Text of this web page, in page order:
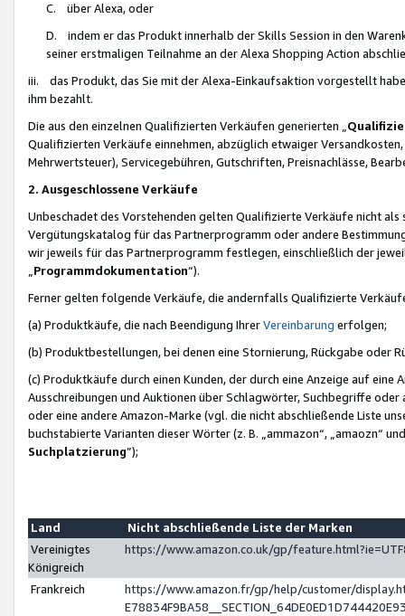
C. über Alexa, oder
D. indem er das Produkt innerhalb der Skills Session in den
seiner erstmaligen Teilnahme an der Alexa Shopping Action
iii. das Produkt, das Sie mit der Alexa-Einkaufsaktion vorgestellt
ihm bezahlt.
Die aus den einzelnen Qualifizierten Verkäufen generierten „
Qualifizierten Verkäufe einnehmen, abzüglich etwaiger
Mehrwertsteuer), Servicegebühren, Gutschriften, Preisnachlässe,
2. Ausgeschlossene Verkäufe
Unbeschadet des Vorstehenden gelten Qualifizierte Verkäufe nicht
Vergütungskatalog für das Partnerprogramm oder andere
wir jeweils für das Partnerprogramm festlegen, einschließlich der
Programmdokumentation“).
Ferner gelten folgende Verkäufe, die andernfalls Qualifizierte
(a) Produktkäufe, die nach Beendigung IhrerVereinbarung erfolgen;
(b) Produktbestellungen, bei denen eine Stornierung, Rückgabe oder
(c) Produktkäufe durch einen Kunden, der durch eine Anzeige auf
Ausschreibungen und Auktionen über Schlagwörter, Suchbegriffe
oder eine andere Amazon-Marke (vgl. die nicht abschließende Liste
buchstabierte Varianten dieser Wörter (z. B. „ammazon“, „amaozn“
Suchplatzierung”);
Land
Nicht abschließende Liste der Marken
Vereinigtes
Königreich
https://www.amazon.co.uk/gp/
Frankreich
https://www.amazon.fr/gp/help/customer/